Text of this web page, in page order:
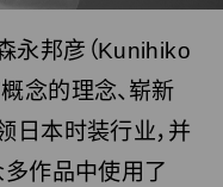
永邦彦（Kunihiko
念的理念、崭新
日本时装行业，并
多作品中使用了